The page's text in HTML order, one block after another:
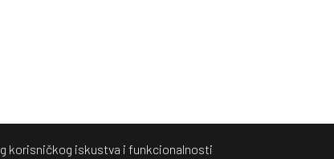
korisničkog iskustva i funkcionalnosti